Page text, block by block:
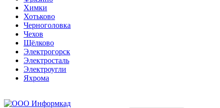
Химки
Хотьково
Черноголовка
Чехов
Щёлково
Электрогорск
Электросталь
Электроугли
Яхрома